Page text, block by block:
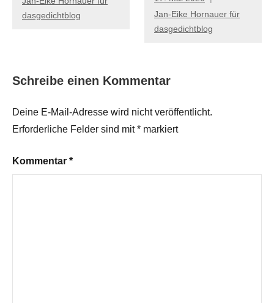
dasgedichtblog
Jan-Eike Hornauer für
dasgedichtblog
Schreibe einen Kommentar
Deine E-Mail-Adresse wird nicht veröffentlicht.
Erforderliche Felder sind mit* markiert
Kommentar *